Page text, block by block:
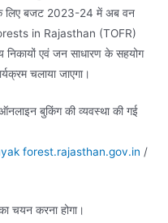
के लिए बजट 2023-24 में अब वन
in Rajasthan (TOFR)
निकायों एवं जन साधारण के सहयोग
चलाया जाएगा।
बुकिंग की व्यवस्था की गई
forest.rajasthan.gov.in /
चयन करना होगा।